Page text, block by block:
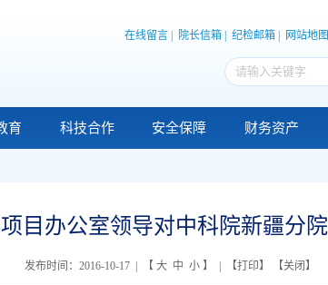
在线留言 院长信箱 纪检邮箱 网站地图
育 科技合作 安全保障 财务资产
目办公室领导对中科院新疆分
发布时间：2016-10-17 | 【 大 中 小】 | 【打印】 【关闭 】